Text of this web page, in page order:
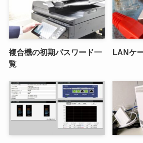
複合機の初期パスワード一
覧
LANケ